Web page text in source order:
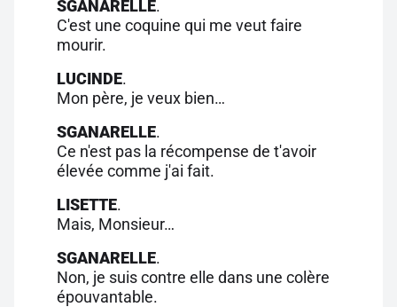
SGANARELLE.
C'est une coquine qui me veut faire
mourir.
LUCINDE.
Mon père, je veux bien…
SGANARELLE.
Ce n'est pas la récompense de t'avoir
élevée comme j'ai fait.
LISETTE.
Mais, Monsieur…
SGANARELLE.
Non, je suis contre elle dans une colère
épouvantable.